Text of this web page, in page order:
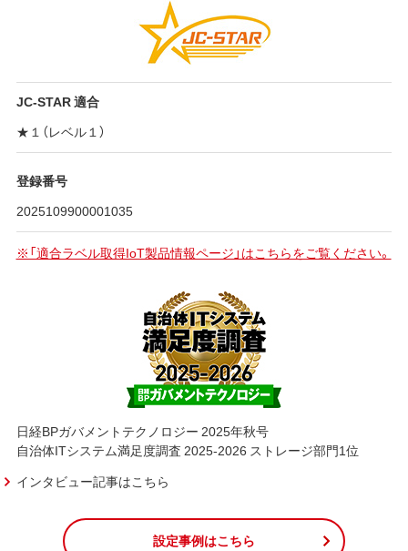
JC-STAR 適合
★１（レベル１）
登録番号
2025109900001035
※「適合ラベル取得IoT製品情報ページ」はこちらをご覧ください。
日経BPガバメントテクノロジー 2025年秋号
自治体ITシステム満足度調査 2025-2026 ストレージ部門1位
インタビュー記事はこちら
設定事例はこちら